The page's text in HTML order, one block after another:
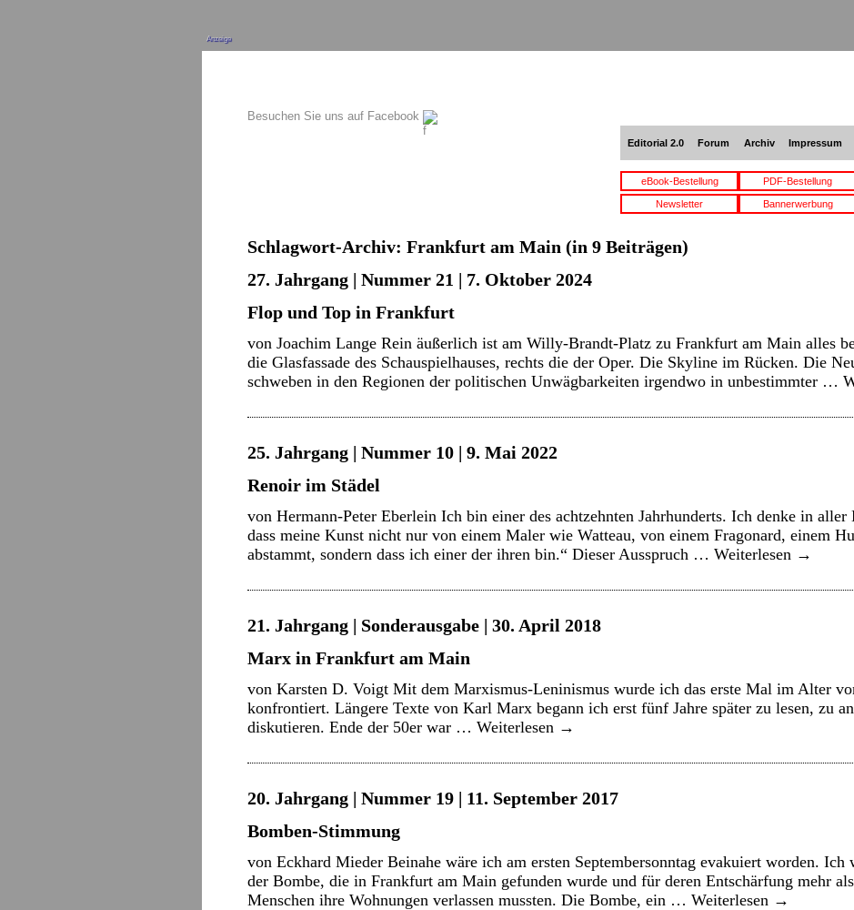
Anzeige
Besuchen Sie uns auf Facebook
Editorial 2.0 Forum Archiv Impressum
eBook-Bestellung PDF-Bestellung
Newsletter Bannerwerbung
Schlagwort-Archiv: Frankfurt am Main (in 9 Beiträgen)
27. Jahrgang | Nummer 21 | 7. Oktober 2024
Flop und Top in Frankfurt
von Joachim Lange Rein äußerlich ist am Willy-Brandt-Platz zu Frankfurt am Main alles
die Glasfassade des Schauspielhauses, rechts die der Oper. Die Skyline im Rücken. Die
schweben in den Regionen der politischen Unwägbarkeiten irgendwo in unbestimmter …
25. Jahrgang | Nummer 10 | 9. Mai 2022
Renoir im Städel
von Hermann-Peter Eberlein Ich bin einer des achtzehnten Jahrhunderts. Ich denke in aller
dass meine Kunst nicht nur von einem Maler wie Watteau, von einem Fragonard, einem
abstammt, sondern dass ich einer der ihren bin.“ Dieser Ausspruch … Weiterlesen →
21. Jahrgang | Sonderausgabe | 30. April 2018
Marx in Frankfurt am Main
von Karsten D. Voigt Mit dem Marxismus-Leninismus wurde ich das erste Mal im Alter
konfrontiert. Längere Texte von Karl Marx begann ich erst fünf Jahre später zu lesen, zu
diskutieren. Ende der 50er war … Weiterlesen →
20. Jahrgang | Nummer 19 | 11. September 2017
Bomben-Stimmung
von Eckhard Mieder Beinahe wäre ich am ersten Septembersonntag evakuiert worden. Ich
der Bombe, die in Frankfurt am Main gefunden wurde und für deren Entschärfung mehr
Menschen ihre Wohnungen verlassen mussten. Die Bombe, ein … Weiterlesen →